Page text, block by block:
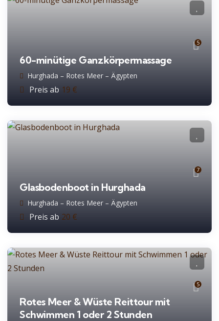
5
60-minütige Ganzkörpermassage
Hurghada – Rotes Meer – Ägypten
Preis ab 19 €
7
Glasbodenboot in Hurghada
Hurghada – Rotes Meer – Ägypten
Preis ab 20 €
5
Rotes Meer & Wüste Reittour mit
Schwimmen 1 oder 2 Stunden